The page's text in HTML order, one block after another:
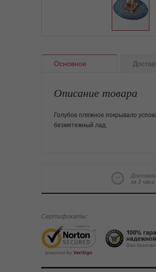
Основное
Описание товара
Голубое пляжное покрывало
безмятежный лад.
за 3 часа
Сертификаты: